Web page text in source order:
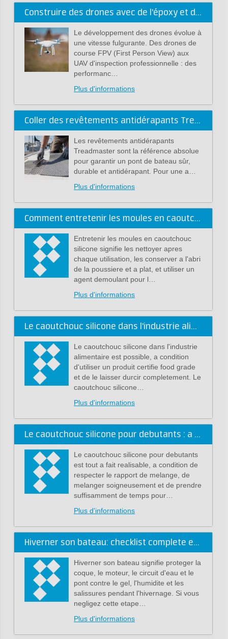
Construire des drones avec de l'époxy et du carbone
Le développement des drones évolue à
une vitesse fulgurante. Des drones de
course FPV (First Person View) aux
UAV d'inspection professionnelle : des
performanc…
Plus d'informations
Coller des revêtements antidérapants Treadmaster avec de la colle époxy (guide pratique)
Les revêtements antidérapants
Treadmaster sont la référence absolue
pour garantir un pont de bateau sûr,
durable et antidérapant. Pour une a…
Plus d'informations
Comment entretenir les moules en caoutchouc silicone?
Entretenir les moules en caoutchouc
silicone signifie les nettoyer apres
chaque utilisation, les conserver a l'abri
de la poussiere et a plat, et utiliser un
agent demoulant pour l…
Plus d'informations
Le caoutchouc silicone dans l'industrie alimentaire : est-ce possible?
Le caoutchouc silicone dans l'industrie
alimentaire est possible, a condition
d'utiliser un produit certifie food grade
et de le laisser durcir completement. Le
caoutchouc silicone…
Plus d'informations
Le caoutchouc silicone pour debutants : a quoi faut-il faire attention?
Le caoutchouc silicone pour debutants
est tout a fait realisable, a condition de
respecter le rapport de melange, de
melanger soigneusement et de prendre
suffisamment de temps pour…
Plus d'informations
Hiverner son bateau: checklist complete et risques en cas d'oubli
Hiverner son bateau signifie proteger la
coque, le moteur, le circuit d'eau et le
pont contre le gel, l'humidite et les
salissures pendant l'hivernage. Si vous
negligez cette etape…
Plus d'informations